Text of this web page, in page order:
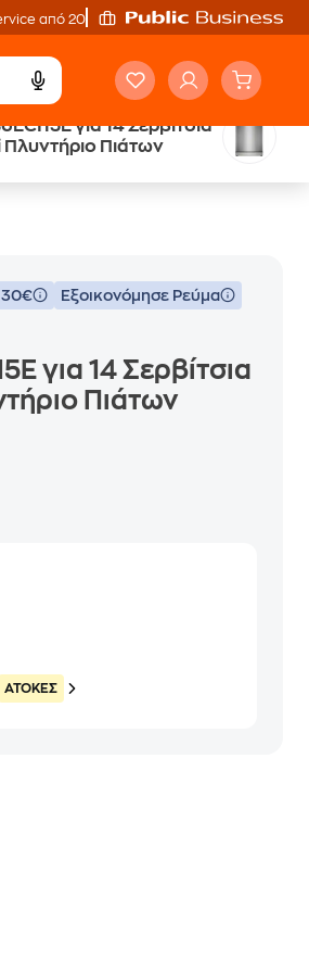
από 20'
για 14 Σερβίτσια
Πλυντήριο Πιάτων
€
30€
Εξοικονόμησε Ρεύμα
για 14 Σερβίτσια
Πιάτων
ATOKEΣ